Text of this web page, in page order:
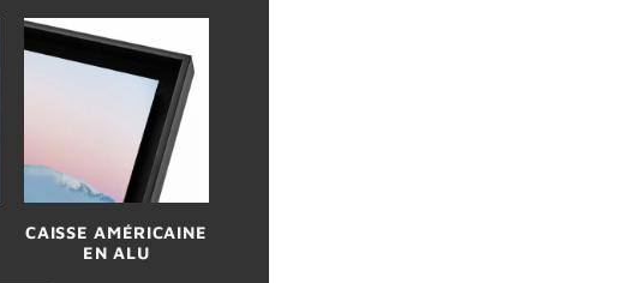
CAISSE AMÉRICAINE
EN ALU